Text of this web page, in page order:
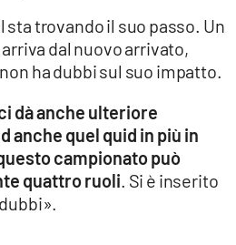
sta trovando il suo passo. Un
dal nuovo arrivato,
ha dubbi sul suo impatto.
dà anche ulteriore
anche quel quid in più in
campionato può
quattro ruoli. Si è inserito